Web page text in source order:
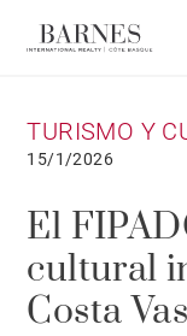
TURISMO Y
15/1/2026
El
cultural
Costa